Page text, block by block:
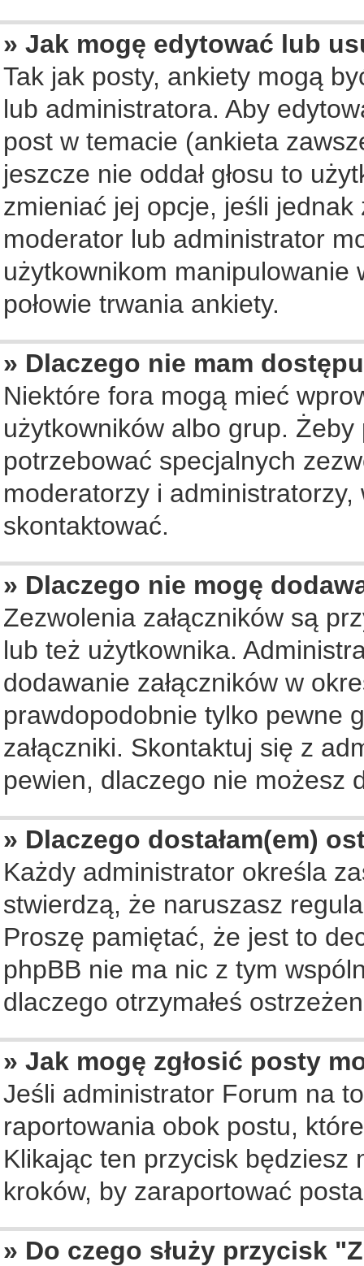
» Jak mogę edytować lub
Tak jak posty, ankiety mogą
lub administratora. Aby
post w temacie (ankieta
jeszcze nie oddał głosu to
zmieniać jej opcje, jeśli jednak
moderator lub administrator
użytkownikom
połowie trwania ankiety.
» Dlaczego nie mam
Niektóre fora mogą mieć
użytkowników albo grup.
potrzebować specjalnych
moderatorzy i
skontaktować.
» Dlaczego nie mogę
Zezwolenia załączników są
lub też użytkownika.
dodawanie załączników w
prawdopodobnie tylko pewne
załączniki. Skontaktuj się z
pewien, dlaczego nie możesz
» Dlaczego dostałam(em)
Każdy administrator określa
stwierdzą, że naruszasz
Proszę pamiętać, że jest to
phpBB nie ma nic z tym
dlaczego otrzymałeś
» Jak mogę zgłosić posty
Jeśli administrator Forum na
raportowania obok postu,
Klikając ten przycisk będziesz
kroków, by zaraportować
» Do czego służy przycisk